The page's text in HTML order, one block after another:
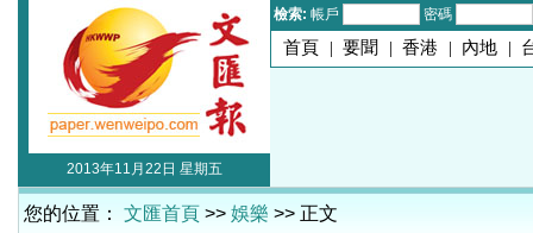
檢索: 帳戶 密碼
首頁 | 要聞 | 香港 | 內地 |
2013年11月22日 星期五
您的位置： 文匯首頁 >> 娛樂 >> 正文